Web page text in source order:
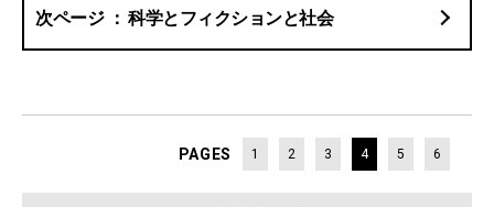
科学とフィクションと社会
PAGES 1 2 3 4 5 6